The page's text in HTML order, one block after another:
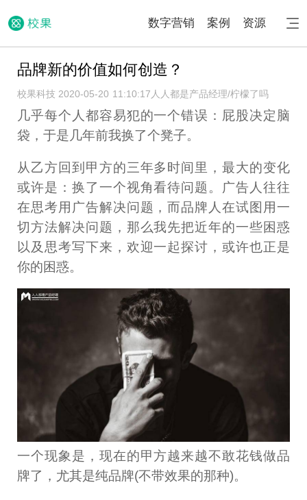
数字营销 案例 资源
品牌新的价值如何创造？
校果科技 2020-05-20 11:10:17 人人都是产品经理/柠檬了吗
几乎每个人都容易犯的一个错误：屁股决定脑
袋，于是几年前我换了个凳子。
从乙方回到甲方的三年多时间里，最大的变化
或许是：换了一个视角看待问题。广告人往往
在思考用广告解决问题，而品牌人在试图用一
切方法解决问题，那么我先把近年的一些困惑
以及思考写下来，欢迎一起探讨，或许也正是
你的困惑。
一个现象是，现在的甲方越来越不敢花钱做品
牌了，尤其是纯品牌(不带效果的那种)。